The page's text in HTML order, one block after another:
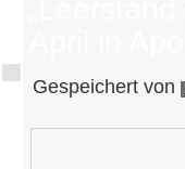
Gespeichert von